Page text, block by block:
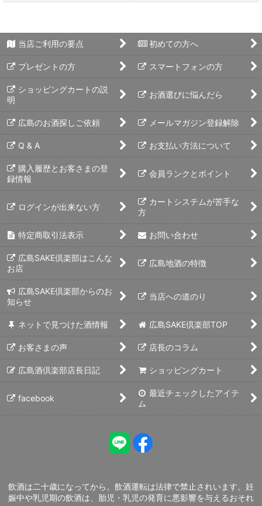
当店ご利用の要点 初めての方へ
プレゼントの方 スマートフォンの方
ショッピングカートの説
明
お酒選びに悩んだら
広島のお酒探しご依頼 メールマガジン登録解除
Q & A お支払い方法について
購入履歴とお客さまの登
録情報
会員ランクとポイント
ログインが出来ない方
カートシステムが苦手な
方
特定商取引法表示 お問い合わせ
広島SAKE倶楽部はこんな
お店
広島地酒の特徴
広島SAKE倶楽部からのお
知らせ
当店への道のり
ネットで見つけた酒情報 広島SAKE倶楽部TOP
お客さまの声 店長のコラム
広島酒倶楽部店長日記 ショッピングカート
facebook
最近チェックしたアイテ
ム
飲酒は二十歳になってから。飲酒運転は法律で禁止されいます。妊
娠中や乳児期の飲酒は、胎児・乳児の発育に悪影響を与えるおそれ